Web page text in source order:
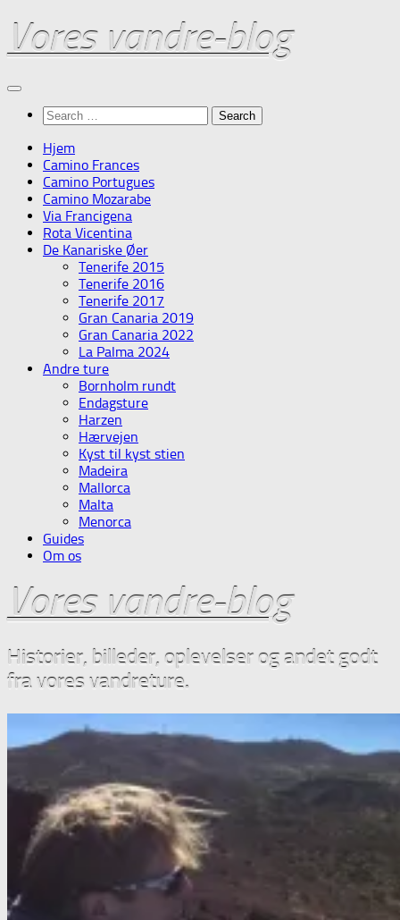
Skip
content
Vores vandre-blog
Search
for:
Hjem
Camino Frances
Camino Portugues
Camino Mozarabe
Via Francigena
Rota Vicentina
De Kanariske Øer
Tenerife 2015
Tenerife 2016
Tenerife 2017
Gran Canaria 2019
Gran Canaria 2022
La Palma 2024
Andre ture
Bornholm rundt
Endagsture
Harzen
Hærvejen
Kyst til kyst stien
Madeira
Mallorca
Malta
Menorca
Guides
Om os
Vores vandre-blog
Historier, billeder, oplevelser og andet godt
fra vores vandreture.